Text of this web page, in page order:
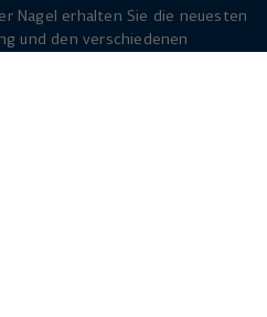
Nagel erhalten Sie die neuesten
und den verschiedenen